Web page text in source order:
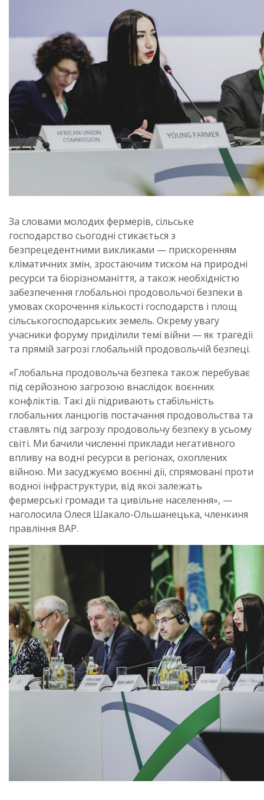
За словами молодих фермерів, сільське
господарство сьогодні стикається з
безпрецедентними викликами — прискоренням
кліматичних змін, зростаючим тиском на природні
ресурси та біорізноманіття, а також необхідністю
забезпечення глобальної продовольчої безпеки в
умовах скорочення кількості господарств і площ
сільськогосподарських земель. Окрему увагу
учасники форуму приділили темі війни — як трагедії
та прямій загрозі глобальній продовольчій безпеці.
«Глобальна продовольча безпека також перебуває
під серйозною загрозою внаслідок воєнних
конфліктів. Такі дії підривають стабільність
глобальних ланцюгів постачання продовольства та
ставлять під загрозу продовольчу безпеку в усьому
світі. Ми бачили численні приклади негативного
впливу на водні ресурси в регіонах, охоплених
війною. Ми засуджуємо воєнні дії, спрямовані проти
водної інфраструктури, від якої залежать
фермерські громади та цивільне населення», —
наголосила Олеся Шакало-Ольшанецька, членкиня
правління ВАР.